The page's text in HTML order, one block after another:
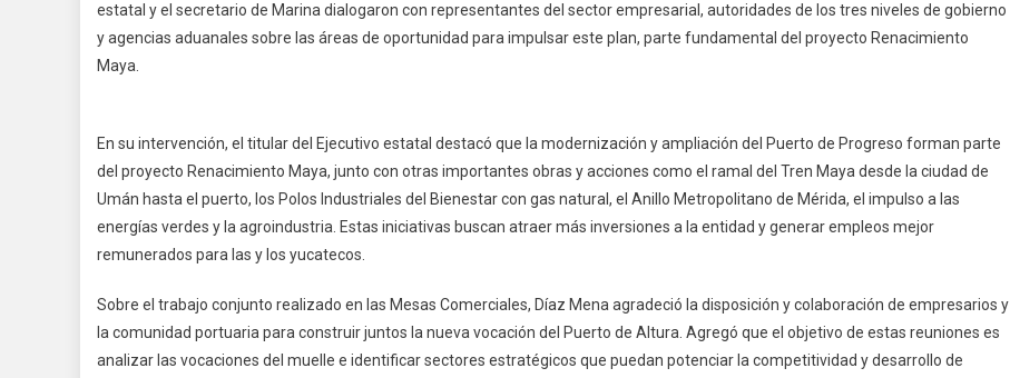
Segunda
Mesa
De
Progreso
estatal y el secretario de Marina dialogaron con representantes del sector empresarial, autoridades de los tres niveles de gobierno
y agencias aduanales sobre las áreas de oportunidad para impulsar este plan, parte fundamental del proyecto Renacimiento
Maya.
En su intervención, el titular del Ejecutivo estatal destacó que la modernización y ampliación del Puerto de Progreso forman parte
del proyecto Renacimiento Maya, junto con otras importantes obras y acciones como el ramal del Tren Maya desde la ciudad de
Umán hasta el puerto, los Polos Industriales del Bienestar con gas natural, el Anillo Metropolitano de Mérida, el impulso a las
energías verdes y la agroindustria. Estas iniciativas buscan atraer más inversiones a la entidad y generar empleos mejor
remunerados para las y los yucatecos.
Sobre el trabajo conjunto realizado en las Mesas Comerciales, Díaz Mena agradeció la disposición y colaboración de empresarios y
la comunidad portuaria para construir juntos la nueva vocación del Puerto de Altura. Agregó que el objetivo de estas reuniones es
analizar las vocaciones del muelle e identificar sectores estratégicos que puedan potenciar la competitividad y desarrollo de